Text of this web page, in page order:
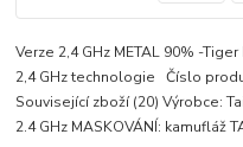
Verze 2,4 GHz METAL 90% -
2,4 GHz technologie Číslo
Související zboží (20) Výrobce:
2.4 GHz MASKOVÁNÍ: kamufláž